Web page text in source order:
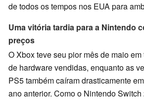
de todos os tempos nos EUA para
Uma vitória tardia para a Nintendo
preços
O Xbox teve seu pior mês de maio
de hardware vendidas, enquanto as
PS5 também caíram drasticamente
ano anterior. Como o Nintendo Switch